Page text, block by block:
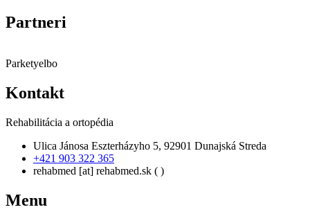
Partneri
Parketyelbo
Kontakt
Rehabilitácia a ortopédia
Ulica Jánosa Eszterházyho 5, 92901 Dunajská Streda
+421 903 322 365
rehabmed [at] rehabmed.sk ( )
Menu